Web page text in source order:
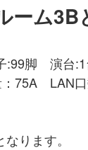
ーム3B
:99脚 演台
：75A LAN
ります。